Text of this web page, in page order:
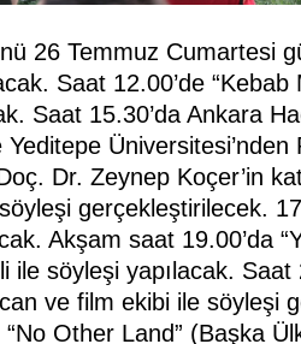
26 Temmuz Cumartesi
Saat 12.00’de
Saat 15.30’da Ankara
Dr. Zeynep Koçer’in
gerçekleştirilecek.
Akşam saat 19.00’da
ile söyleşi yapılacak.
ve film ekibi ile söyleşi
“No Other Land” (Başka